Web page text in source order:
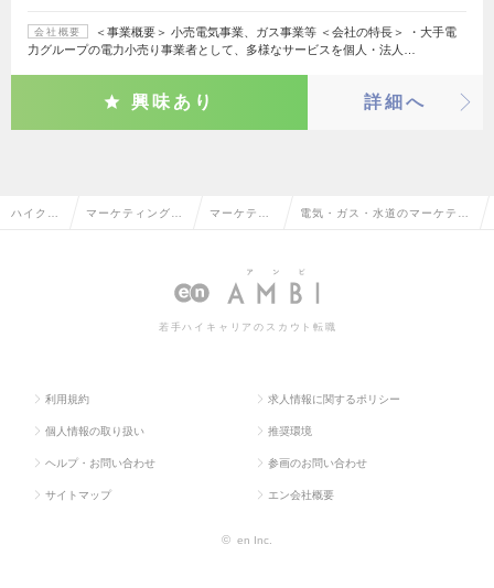
会社概要
＜事業概要＞ 小売電気事業、ガス事業等 ＜会社の特長＞ ・大手電
力グループの電力小売り事業者として、多様なサービスを個人・法人…
興味あり 詳細へ
ハイクラ マーケティング・ マーケティ 電気・ガス・水道のマーケティ
報一覧
若手ハイキャリアのスカウト転職
利用規約 求人情報に関するポリシー
個人情報の取り扱い 推奨環境
ヘルプ・お問い合わせ 参画のお問い合わせ
サイトマップ エン会社概要
© en Inc.